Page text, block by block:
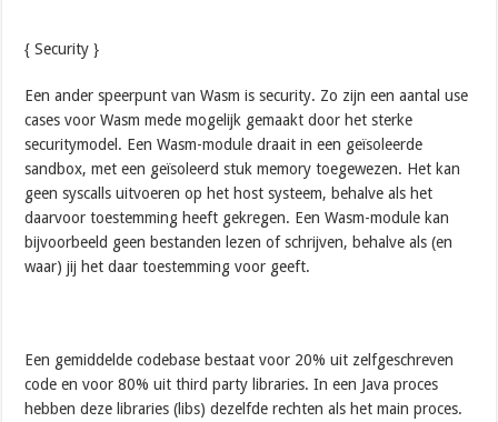
{ Security }
Een ander speerpunt van Wasm is security. Zo zijn een aantal use
cases voor Wasm mede mogelijk gemaakt door het sterke
securitymodel. Een Wasm-module draait in een geïsoleerde
sandbox, met een geïsoleerd stuk memory toegewezen. Het kan
geen syscalls uitvoeren op het host systeem, behalve als het
daarvoor toestemming heeft gekregen. Een Wasm-module kan
bijvoorbeeld geen bestanden lezen of schrijven, behalve als (en
waar) jij het daar toestemming voor geeft.
Een gemiddelde codebase bestaat voor 20% uit zelfgeschreven
code en voor 80% uit third party libraries. In een Java proces
hebben deze libraries (libs) dezelfde rechten als het main proces.